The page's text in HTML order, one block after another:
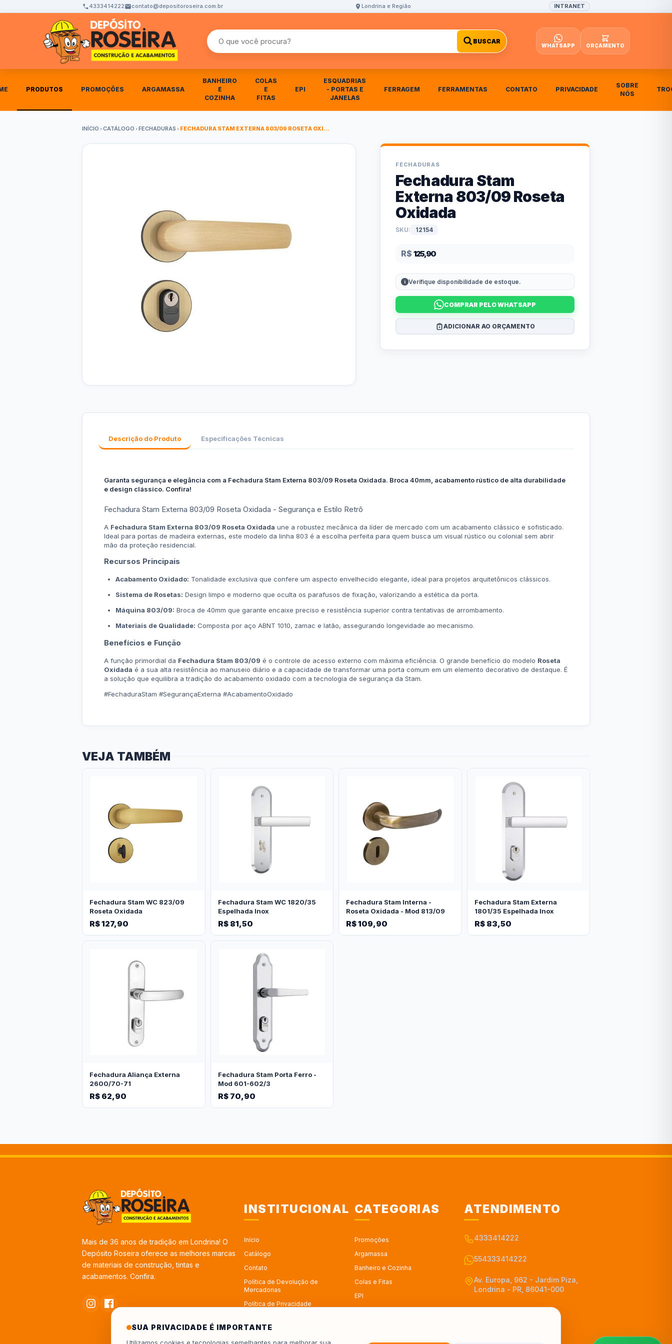
4333414222 contato@depositoroseira.com.br Londrina e Região INTRANET
Buscar produtos
BUSCAR
WHATSAPP ORÇAMENTO
PRODUTOS PROMOÇÕES ARGAMASSA
BANHEIRO
E
COZINHA
COLAS
E
FITAS
EPI
ESQUADRIAS
- PORTAS E
JANELAS
FERRAGEM FERRAMENTAS CONTATO PRIVACIDADE
SOBRE
NÓS
INÍCIO CATÁLOGO FECHADURAS FECHADURA STAM EXTERNA 803/09 ROSETA OXI...
FECHADURAS
Fechadura Stam
Externa 803/09 Roseta
Oxidada
SKU: 12154
R$ 125,90
Verifique disponibilidade de estoque.
COMPRAR PELO WHATSAPP
ADICIONAR AO ORÇAMENTO
Descrição do Produto Especificações Técnicas
Garanta segurança e elegância com a Fechadura Stam Externa 803/09 Roseta Oxidada. Broca 40mm, acabamento rústico de alta durabilidade
e design clássico. Confira!
Fechadura Stam Externa 803/09 Roseta Oxidada - Segurança e Estilo Retrô
A Fechadura Stam Externa 803/09 Roseta Oxidada une a robustez mecânica da líder de mercado com um acabamento clássico e sofisticado.
Ideal para portas de madeira externas, este modelo da linha 803 é a escolha perfeita para quem busca um visual rústico ou colonial sem abrir
mão da proteção residencial.
Recursos Principais
Acabamento Oxidado: Tonalidade exclusiva que confere um aspecto envelhecido elegante, ideal para projetos arquitetônicos clássicos.
Sistema de Rosetas: Design limpo e moderno que oculta os parafusos de fixação, valorizando a estética da porta.
Máquina 803/09: Broca de 40mm que garante encaixe preciso e resistência superior contra tentativas de arrombamento.
Materiais de Qualidade: Composta por aço ABNT 1010, zamac e latão, assegurando longevidade ao mecanismo.
Benefícios e Função
A função primordial da Fechadura Stam 803/09 é o controle de acesso externo com máxima eficiência. O grande benefício do modelo Roseta
Oxidada é a sua alta resistência ao manuseio diário e a capacidade de transformar uma porta comum em um elemento decorativo de destaque. É
a solução que equilibra a tradição do acabamento oxidado com a tecnologia de segurança da Stam.
#FechaduraStam #SegurançaExterna #AcabamentoOxidado
VEJA TAMBÉM
Fechadura Stam WC 823/09
Roseta Oxidada
R$ 127,90
Fechadura Stam WC 1820/35
Espelhada Inox
R$ 81,50
Fechadura Stam Interna -
Roseta Oxidada - Mod 813/09
R$ 109,90
Fechadura Stam Externa
1801/35 Espelhada Inox
R$ 83,50
Fechadura Aliança Externa
2600/70-71
R$ 62,90
Fechadura Stam Porta Ferro -
Mod 601-602/3
R$ 70,90
Mais de 36 anos de tradição em Londrina! O
Depósito Roseira oferece as melhores marcas
de materiais de construção, tintas e
acabamentos. Confira.
INSTITUCIONAL
Início
Catálogo
Contato
Política de Devolução de
Mercadorias
Política de Privacidade
Trabalhe no Depósito Roseira
CATEGORIAS
Promoções
Argamassa
Banheiro e Cozinha
Colas e Fitas
EPI
Esquadrias - Portas e Janelas
ATENDIMENTO
4333414222
554333414222
Av. Europa, 962 - Jardim Piza,
Londrina - PR, 86041-000
SUA PRIVACIDADE É IMPORTANTE